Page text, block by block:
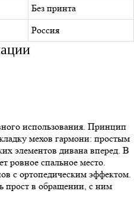
Без принта
Россия
использования. Принцип
мехов гармони: простым
элементов дивана вперед. В
ровное спальное место.
с ортопедическим эффектом.
прост в обращении, с ним